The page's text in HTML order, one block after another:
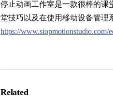
停止动画工作室是一款很棒的课
堂技巧以及在使用移动设备管理
https://www.stopmotionstudio.com/
Related